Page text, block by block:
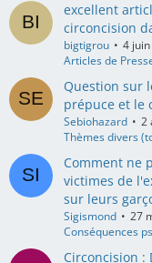
excellent
circoncision
bigtigrou
4
Articles de
Question sur
prépuce et le
Sebiohazard
2
Thèmes divers
Comment ne
victimes de
sur leurs
Sigismond
27
Conséquences
Circoncision :